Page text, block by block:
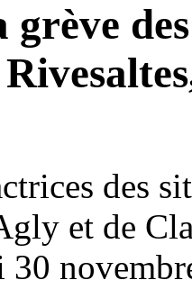
grève
des
et de